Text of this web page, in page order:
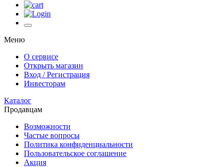
Меню
О сервисе
Открыть магазин
Вход / Регистрация
Инвесторам
Каталог
Продавцам
Возможности
Частые вопросы
Политика конфиденциальности
Пользовательское соглашение
Акция